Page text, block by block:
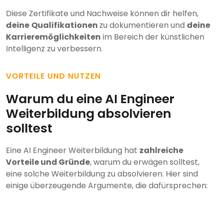
Diese Zertifikate und Nachweise können dir helfen,
deine Qualifikationen zu dokumentieren und deine
Karrieremöglichkeiten im Bereich der künstlichen
Intelligenz zu verbessern.
VORTEILE UND NUTZEN
Warum du eine AI Engineer
Weiterbildung absolvieren
solltest
Eine AI Engineer Weiterbildung hat zahlreiche
Vorteile und Gründe, warum du erwägen solltest,
eine solche Weiterbildung zu absolvieren. Hier sind
einige überzeugende Argumente, die dafürsprechen: